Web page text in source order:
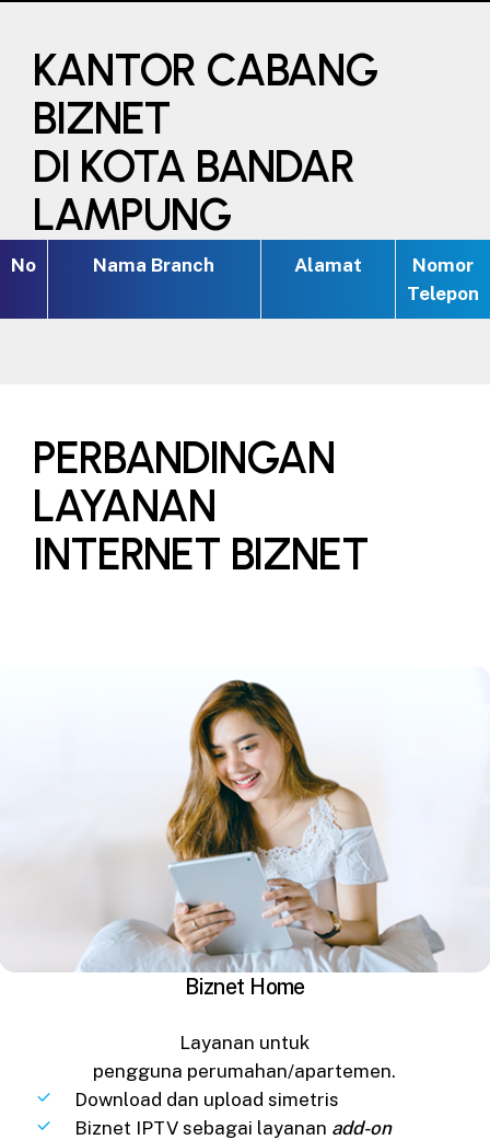
KANTOR CABANG
BIZNET
DI KOTA BANDAR
LAMPUNG
No Nama Branch Alamat
Nomor
Telepon
PERBANDINGAN
LAYANAN
INTERNET BIZNET
Biznet Home
Layanan untuk
pengguna perumahan/apartemen.
Download dan upload simetris
Biznet IPTV sebagai layanan add-on